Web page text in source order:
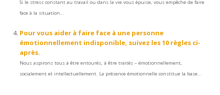
Si le stress constant au travail ou dans la vie vous épuise, vous empêche de faire
face à la situation...
Pour vous aider à faire face à une personne
émotionnellement indisponible, suivez les 10 règles ci-
après.
Nous aspirons tous à être entourés, à être traités – émotionnellement,
socialement et intellectuellement. La présence émotionnelle constitue la base...